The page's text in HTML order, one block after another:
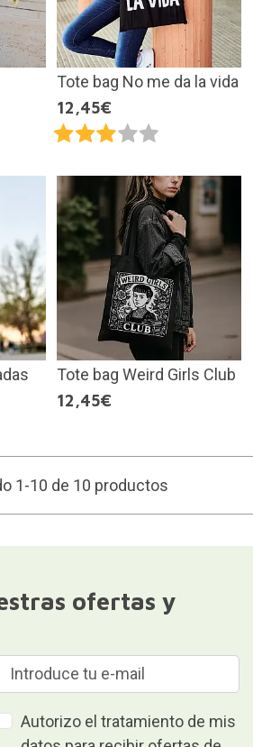
Tote bag No me da la vida
12,45€
Tote bag Weird Girls Club
12,45€
1-10 de 10 productos
ofertas y
Autorizo el tratamiento de mis